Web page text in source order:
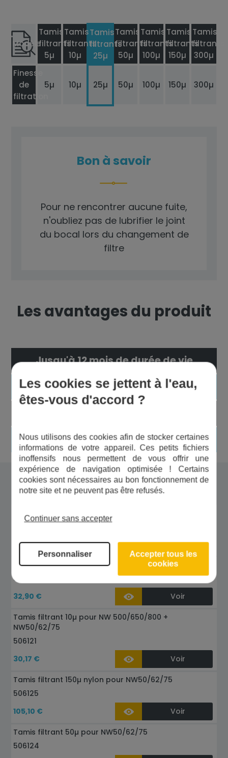
Modèle
Tamis
filtrants
5µ
Tamis
filtrants
10µ
Tamis
filtrants
25µ
Tamis
filtrants
50µ
Tamis
filtrants
100µ
Tamis
filtrants
150µ
Tamis
filtrants
300µ
Finesse
de
filtration
5µ 10µ 25µ 50µ 100µ 150µ 300µ
Bon à savoir
Pour ne rencontrer aucune fuite,
n'oubliez pas de lubrifier le joint
du bocal lors du changement de
filtre
Les avantages du produit
Jusqu'à 12 mois de durée de vie
Haute filtration
Qualité alimentaire
Dans la même gamme
Tamis filtrant 25µ pour NW500/650/800
28,34 €
Voir
Tamis filtrant 100µ pour NW50/62/75
506123
32,90 €
Voir
Tamis filtrant 10µ pour NW 500/650/800 +
NW50/62/75
506121
30,17 €
Voir
Tamis filtrant 150µ nylon pour NW50/62/75
506125
105,10 €
Voir
Tamis filtrant 50µ pour NW50/62/75
506124
Les cookies se jettent à l'eau,
êtes-vous d'accord ?
Nous utilisons des cookies afin de stocker certaines
informations de votre appareil. Ces petits fichiers
inoffensifs nous permettent de vous offrir une
expérience de navigation optimisée ! Certains
cookies sont nécessaires au bon fonctionnement de
notre site et ne peuvent pas être refusés.
Continuer sans accepter
Personnaliser
Accepter tous les
cookies